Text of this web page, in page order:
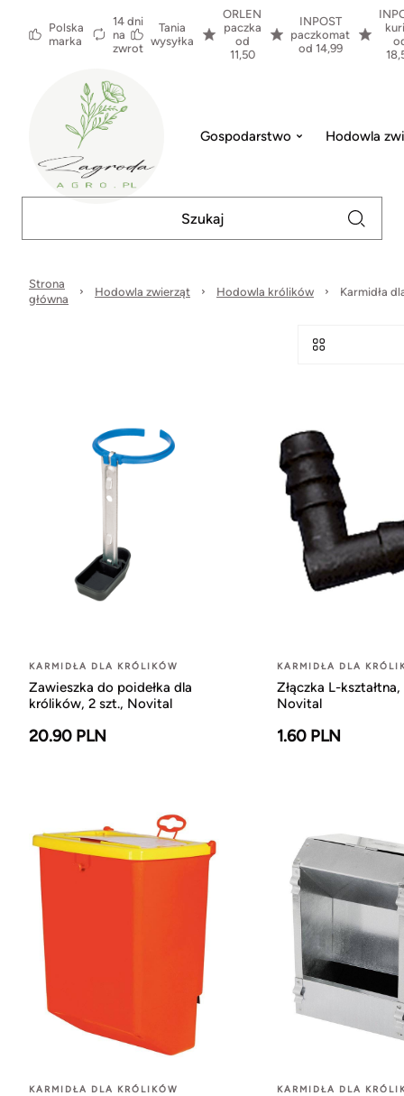
Polska
marka
14 dni
na
zwrot
Tania
wysyłka
ORLEN
paczka
od
11,50
INPOST
paczkomat
od 14,99
Gospodarstwo Hodowla
Strona
główna
Hodowla zwierząt Hodowla królików Karmidła
KARMIDŁA DLA KRÓLIKÓW
Zawieszka do poidełka dla
królików, 2 szt., Novital
20.90 PLN
KARMIDŁA DLA
Złączka L-
Novital
1.60 PLN
KARMIDŁA DLA KRÓLIKÓW KARMIDŁA DLA